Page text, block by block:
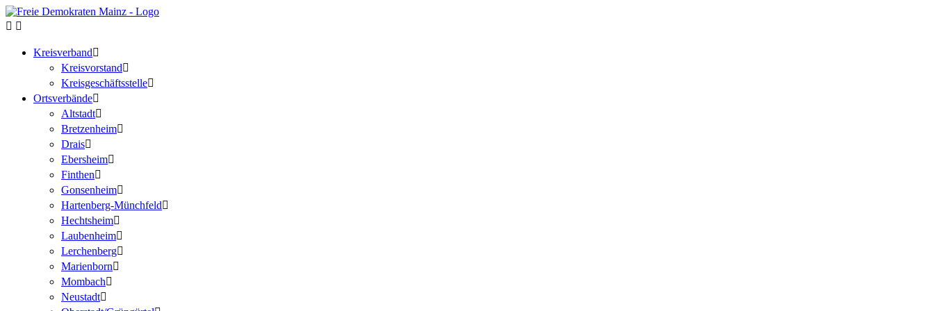
Kreisverband
Kreisvorstand
Kreisgeschäftsstelle
Ortsverbände
Altstadt
Bretzenheim
Drais
Ebersheim
Finthen
Gonsenheim
Hartenberg-Münchfeld
Hechtsheim
Laubenheim
Lerchenberg
Marienborn
Mombach
Neustadt